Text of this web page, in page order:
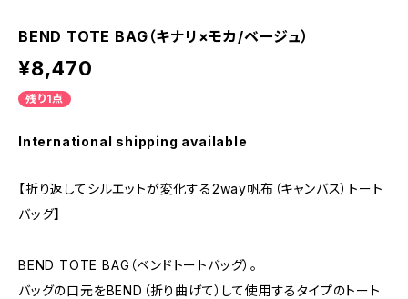
BEND TOTE BAG（キナリ×モカ/ベージュ）
¥8,470
残り1点
International shipping available
【折り返してシルエットが変化する2way帆布（キャンバス）トート
バッグ】
BEND TOTE BAG（ベンドトートバッグ）。
バッグの口元をBEND（折り曲げて）して使用するタイプのトート